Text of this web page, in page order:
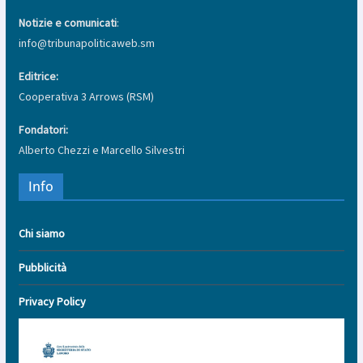
Notizie e comunicati:
info@tribunapoliticaweb.sm
Editrice:
Cooperativa 3 Arrows (RSM)
Fondatori:
Alberto Chezzi e Marcello Silvestri
Info
Chi siamo
Pubblicità
Privacy Policy